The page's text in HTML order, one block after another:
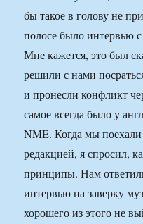
бы такое в голову не
полосе было интервью
Мне кажется, это был
решили с нами
и пронесли конфликт
самое всегда было у
NME. Когда мы поехали
редакцией, я спросил,
принципы. Нам
интервью на заверку
хорошего из этого не